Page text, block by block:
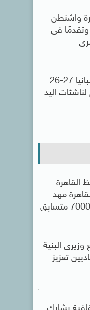
واشنطن
وتقدمًا فى
مصر تخسر أمام إسبانيا 27-26
اليد
القاهرة
مهد
البنية
تعزيز